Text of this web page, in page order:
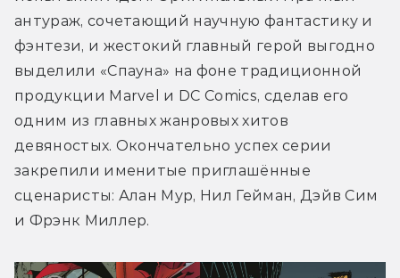
антураж, сочетающий научную фантастику и
фэнтези, и жестокий главный герой выгодно
выделили «Спауна» на фоне традиционной
продукции Marvel и DC Comics, сделав его
одним из главных жанровых хитов
девяностых. Окончательно успех серии
закрепили именитые приглашённые
сценаристы: Алан Мур, Нил Гейман, Дэйв Сим
и Фрэнк Миллер.